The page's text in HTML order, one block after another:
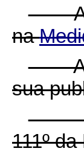
Art.
na
Art.
sua
111º